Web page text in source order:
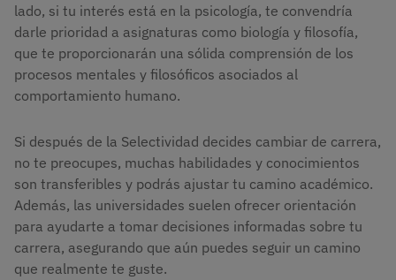
lado, si tu interés está en la psicología, te convendría
darle prioridad a asignaturas como biología y filosofía,
que te proporcionarán una sólida comprensión de los
procesos mentales y filosóficos asociados al
comportamiento humano.
Si después de la Selectividad decides cambiar de carrera,
no te preocupes, muchas habilidades y conocimientos
son transferibles y podrás ajustar tu camino académico.
Además, las universidades suelen ofrecer orientación
para ayudarte a tomar decisiones informadas sobre tu
carrera, asegurando que aún puedes seguir un camino
que realmente te guste.